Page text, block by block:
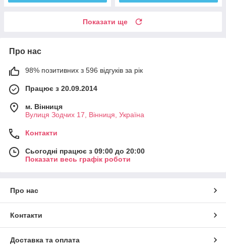
Показати ще
Про нас
98% позитивних з 596 відгуків за рік
Працює з 20.09.2014
м. Вінниця
Вулиця Зодчих 17, Вінниця, Україна
Контакти
Сьогодні працює з 09:00 до 20:00
Показати весь графік роботи
Про нас
Контакти
Доставка та оплата